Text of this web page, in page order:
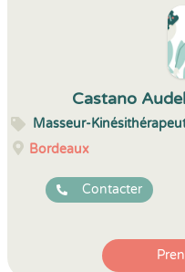
Castano
Masseur-
Bordeaux
Contacter